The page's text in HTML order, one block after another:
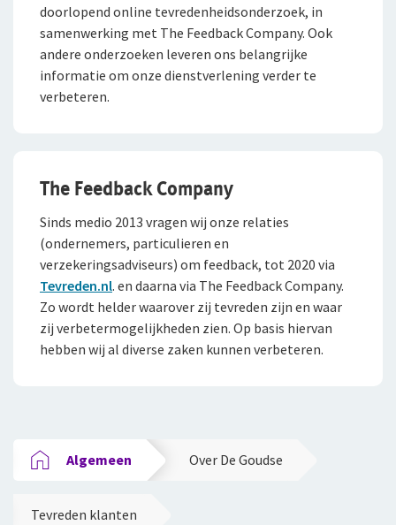
doorlopend online tevredenheidsonderzoek, in
samenwerking met The Feedback Company. Ook
andere onderzoeken leveren ons belangrijke
informatie om onze dienstverlening verder te
verbeteren.
The Feedback Company
Sinds medio 2013 vragen wij onze relaties
(ondernemers, particulieren en
verzekeringsadviseurs) om feedback, tot 2020 via
Tevreden.nl. en daarna via The Feedback Company.
Zo wordt helder waarover zij tevreden zijn en waar
zij verbetermogelijkheden zien. Op basis hiervan
hebben wij al diverse zaken kunnen verbeteren.
Algemeen Over De Goudse
Tevreden klanten